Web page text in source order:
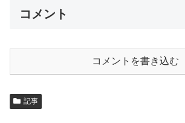
コメント
コメントを書き込む
記事